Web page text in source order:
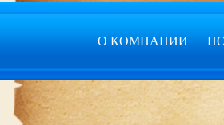
О КОМПАНИИ